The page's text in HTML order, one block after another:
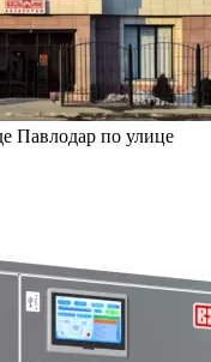
Павлодар по улице